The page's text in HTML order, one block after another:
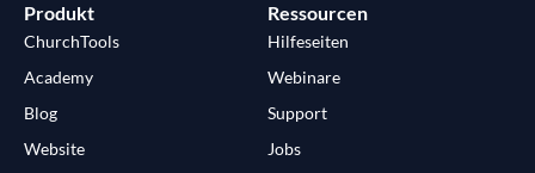
Produkt
ChurchTools
Academy
Blog
Website
Ressourcen
Hilfeseiten
Webinare
Support
Jobs